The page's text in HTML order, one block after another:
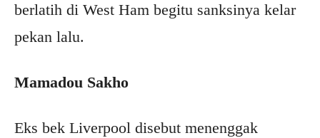
berlatih di West Ham begitu sanksinya kelar
pekan lalu.
Mamadou Sakho
Eks bek Liverpool disebut menenggak